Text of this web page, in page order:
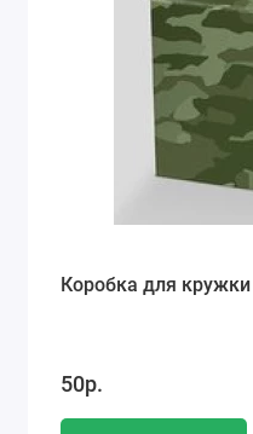
Коробка для
50р.